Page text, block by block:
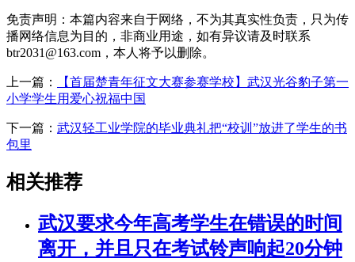
免责声明：本篇内容来自于网络，不为其真实性负责，只为传
播网络信息为目的，非商业用途，如有异议请及时联系
btr2031@163.com，本人将予以删除。
上一篇：
【首届楚青年征文大赛参赛学校】武汉光谷豹子第一
小学学生用爱心祝福中国
下一篇： 武汉轻工业学院的毕业典礼把“校训”放进了学生的书
包里
相关推荐
武汉要求今年高考学生在错误的时间
离开，并且只在考试铃声响起20分钟